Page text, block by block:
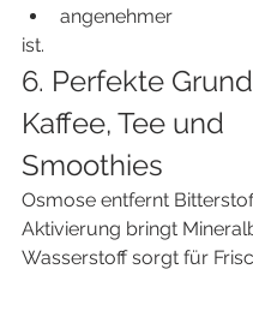
angenehmer
ist.
6. Perfekte
Kaffee, Tee und
Smoothies
Osmose entfernt
Aktivierung bringt
Wasserstoff sorgt für